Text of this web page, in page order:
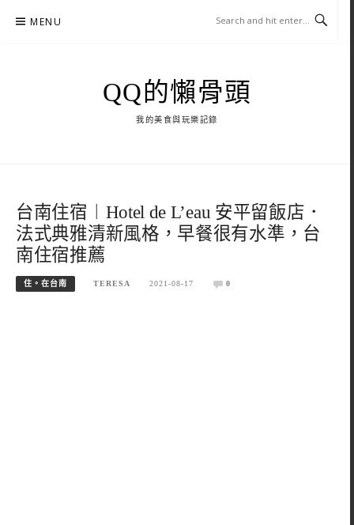
MENU
QQ的懶骨頭
我的美食與玩樂記錄
台南住宿︱Hotel de L’eau 安平留飯店．
法式典雅清新風格，早餐很有水準，台
南住宿推薦
住。在台南 TERESA 2021-08-17 0